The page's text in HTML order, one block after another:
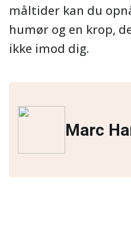
måltider kan du
humør og en krop,
ikke imod dig.
Marc